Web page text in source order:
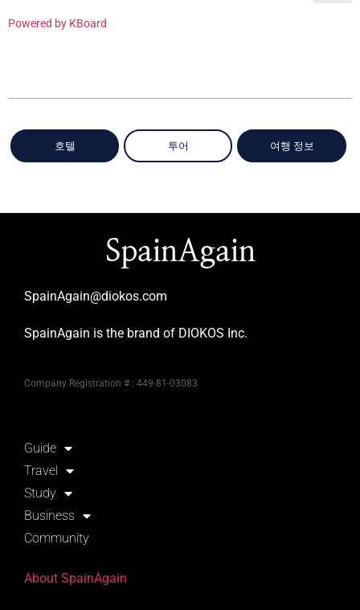
Powered by KBoard
호텔 투어 여행 정보
SpainAgain
SpainAgain@diokos.com
SpainAgain is the brand of DIOKOS Inc.
Company Registration # : 449-81-03083
Guide
Travel
Study
Business
Community
About SpainAgain